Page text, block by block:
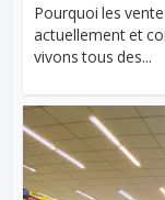
Pourquoi les
actuellement et
vivons tous des...